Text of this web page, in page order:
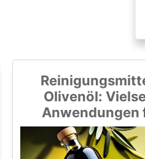
Olivenöl:
Anwendungen